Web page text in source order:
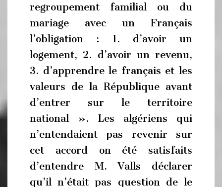
regroupement familial ou du
mariage avec un Français
l’obligation : 1. d’avoir un
logement, 2. d’avoir un revenu,
3. d’apprendre le français et les
valeurs de la République avant
d’entrer sur le territoire
national ». Les algériens qui
n’entendaient pas revenir sur
cet accord on été satisfaits
d’entendre M. Valls déclarer
qu’il n’était pas question de le